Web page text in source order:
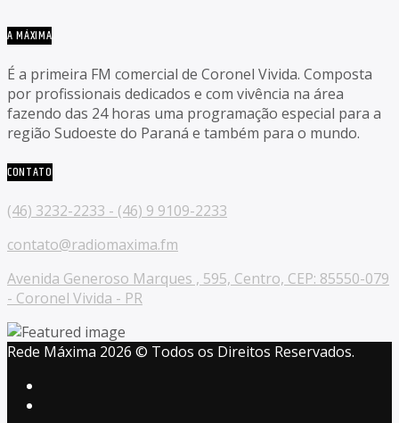
A MÁXIMA
É a primeira FM comercial de Coronel Vivida. Composta
por profissionais dedicados e com vivência na área
fazendo das 24 horas uma programação especial para a
região Sudoeste do Paraná e também para o mundo.
CONTATO
(46) 3232-2233 - (46) 9 9109-2233
contato@radiomaxima.fm
Avenida Generoso Marques , 595, Centro, CEP: 85550-079
- Coronel Vivida - PR
Rede Máxima 2026 © Todos os Direitos Reservados.